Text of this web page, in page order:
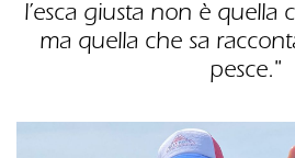
l’esca giusta non è quella
ma quella che sa
pesce."